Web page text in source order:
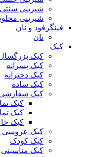
شیرینی سنتی
شیرینی
فینگرفود و نان‌
نان
کیک
کیک
کیک پسرانه
کیک دخترانه
کیک ساده
کیک
کیک
کیک
کیک
کیک عروسی
کیک کودک
کیک مناسبتی